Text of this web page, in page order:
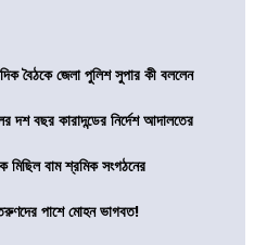
বৈঠকে জেলা পুলিশ সুপার কী বললেন
দশ বছর কারাদন্ডের নির্দেশ আদালতের
বাম শ্রমিক সংগঠনের
পাশে মোহন ভাগবত!